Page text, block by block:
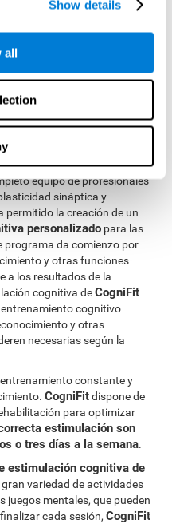
Show details
all
de manera profesional.
de la rehabilitación del
cognitivas
ejercicios diseñados para
y otras funciones
neuronales se fortalecen
de éstos. De modo que,
las conexiones
en esta capacidad se
equipo de profesionales
sináptica y
permitido la creación de un
personalizado para las
programa da comienzo por
y otras funciones
a los resultados de la
cognitiva deCogniFit
cognitivo
y otras
necesarias según la
constante y
CogniFitdispone de
para optimizar
estimulación son
o tres días a la semana.
estimulación cognitiva de
gran variedad de actividades
juegos mentales, que pueden
cada sesión,CogniFit